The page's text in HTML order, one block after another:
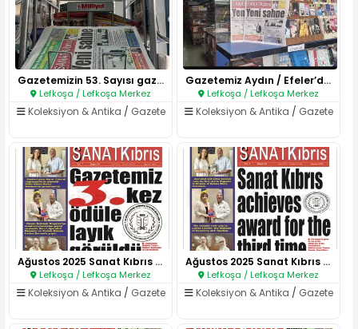
Gazetemizin 53. Sayısı gazete ..
Lefkoşa / Lefkoşa Merkez
Koleksiyon & Antika / Gazete
Gazetemiz Aydın / Efeler’de Sı..
Lefkoşa / Lefkoşa Merkez
Koleksiyon & Antika / Gazete
Ağustos 2025 Sanat Kıbrıs Gaze..
Lefkoşa / Lefkoşa Merkez
Koleksiyon & Antika / Gazete
Ağustos 2025 Sanat Kıbrıs Gaze..
Lefkoşa / Lefkoşa Merkez
Koleksiyon & Antika / Gazete